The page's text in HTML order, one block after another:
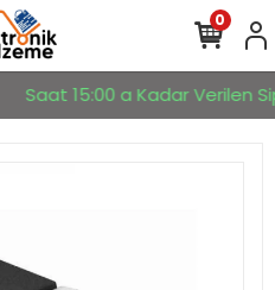
Saat 15:00 a Kadar Verilen
0